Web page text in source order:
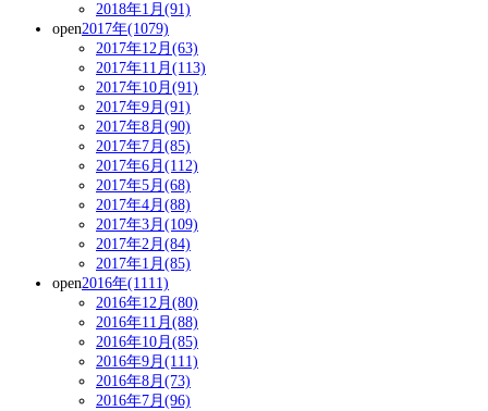
2018年1月(91)
open2017年(1079)
2017年12月(63)
2017年11月(113)
2017年10月(91)
2017年9月(91)
2017年8月(90)
2017年7月(85)
2017年6月(112)
2017年5月(68)
2017年4月(88)
2017年3月(109)
2017年2月(84)
2017年1月(85)
open2016年(1111)
2016年12月(80)
2016年11月(88)
2016年10月(85)
2016年9月(111)
2016年8月(73)
2016年7月(96)